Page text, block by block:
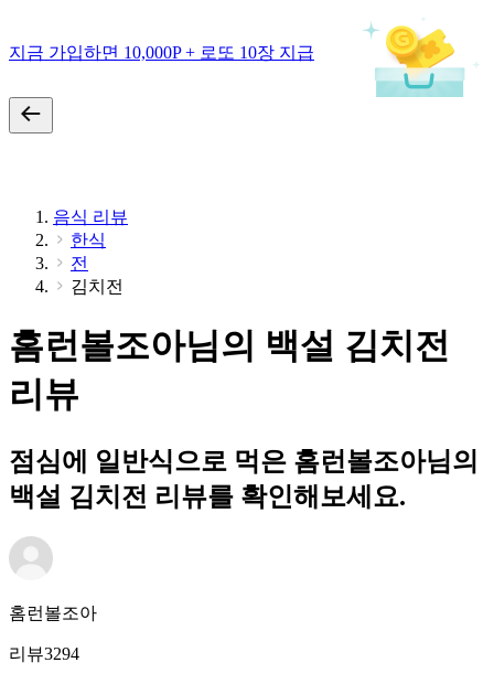
지금 가입하면 10,000P + 로또 10장 지급
음식 리뷰
한식
전
김치전
홈런볼조아님의 백설 김치전
리뷰
점심에 일반식으로 먹은 홈런볼조아님의
백설 김치전 리뷰를 확인해보세요.
홈런볼조아
리뷰3294